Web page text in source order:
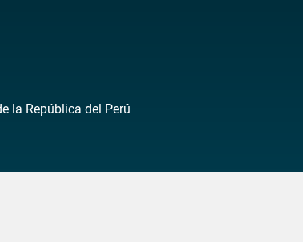
la República del Perú